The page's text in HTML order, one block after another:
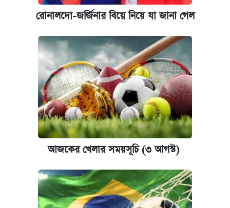
রোনালদো-জর্জিনার বিয়ে নিয়ে যা জানা গেল
আজকের খেলার সময়সূচি (৩ আগস্ট)